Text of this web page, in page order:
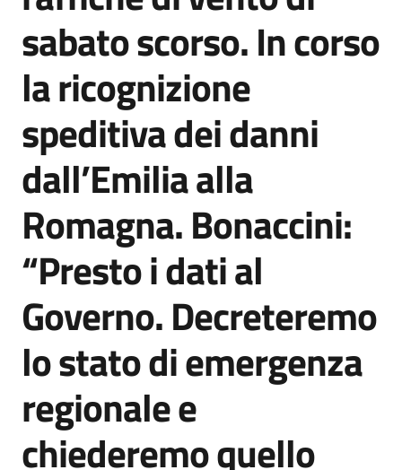
sabato scorso. In corso
la ricognizione
speditiva dei danni
dall’Emilia alla
Romagna. Bonaccini:
“Presto i dati al
Governo. Decreteremo
lo stato di emergenza
regionale e
chiederemo quello